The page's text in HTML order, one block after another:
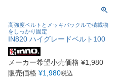
高強度ベルトとメッキバックルで積載物
をしっかり固定
IN820 ハイグレードベルト100
メーカー希望小売価格 ¥1,980
販売価格 ¥1,980税込